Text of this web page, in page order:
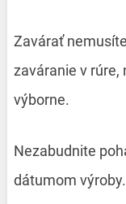
Zavárať
zaváranie v rúre,
výborne.
Nezabudnite
dátumom výroby.